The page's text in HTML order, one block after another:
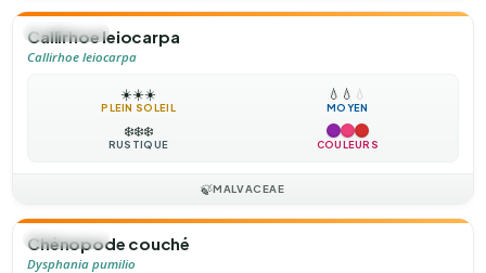
🌻ANNUELLE
Callirhoe leiocarpa
Callirhoe leiocarpa
☀️☀️☀️
PLEIN SOLEIL
💧 💧 💧
MOYEN
❄️❄️❄️
RUSTIQUE COULEURS
🍃MALVACEAE
🌻ANNUELLE
Chénopode couché
Dysphania pumilio